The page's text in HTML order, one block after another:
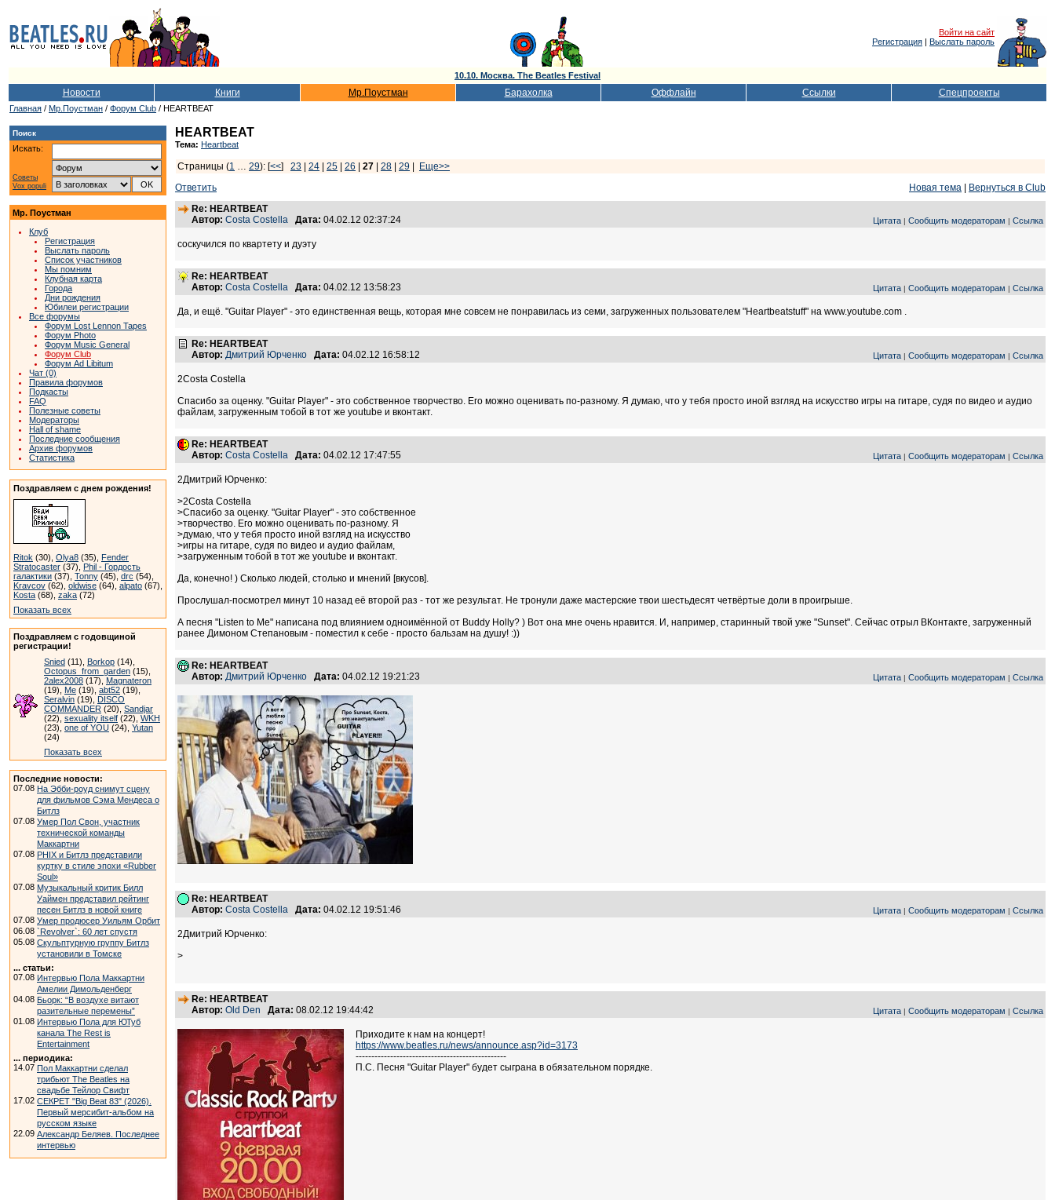
Войти на сайт
Регистрация | Выслать пароль
10.10. Москва. The Beatles Festival
Новости Книги Мр.Поустман Барахолка Оффлайн Ссылки Спецпроекты
Главная / Мр.Поустман / Форум Club / HEARTBEAT
Поиск
Искать:
Советы
Vox populi
Мр. Поустман
Клуб
Регистрация
Выслать пароль
Список участников
Мы помним
Клубная карта
Города
Дни рождения
Юбилеи регистрации
Все форумы
Форум Lost Lennon Tapes
Форум Photo
Форум Music General
Форум Club
Форум Ad Libitum
Чат (0)
Правила форумов
Подкасты
FAQ
Полезные советы
Модераторы
Hall of shame
Последние сообщения
Архив форумов
Статистика
Поздравляем с днем рождения!
Ritok (30), Olya8 (35), Fender
Stratocaster (37), Phil - Гордость
галактики (37), Tonny (45), drc (54),
Kravcov (62), oldwise (64), alpato (67),
Kosta (68), zaka (72)
Показать всех
Поздравляем с годовщиной
регистрации!
Snied (11), Borkop (14),
Octopus_from_garden (15),
2alex2008 (17), Magnateron
(19), Me (19), abt52 (19),
Seralvin (19), DISCO
COMMANDER (20), Sandjar
(22), sexuality itself (22), WKH
(23), one of YOU (24), Yutan
(24)
Показать всех
Последние новости:
07.08 На Эбби-роуд снимут сцену
для фильмов Сэма Мендеса о
Битлз
07.08 Умер Пол Свон, участник
технической команды
Маккартни
07.08 PHIX и Битлз представили
куртку в стиле эпохи «Rubber
Soul»
07.08 Музыкальный критик Билл
Уаймен представил рейтинг
песен Битлз в новой книге
07.08 Умер продюсер Уильям Орбит
06.08 `Revolver`: 60 лет спустя
05.08 Скульптурную группу Битлз
установили в Томске
... статьи:
07.08 Интервью Пола Маккартни
Амелии Димольденберг
04.08 Бьорк: “В воздухе витают
разительные перемены”
01.08 Интервью Пола для ЮТуб
канала The Rest is
Entertainment
... периодика:
14.07 Пол Маккартни сделал
трибьют The Beatles на
свадьбе Тейлор Свифт
17.02 СЕКРЕТ "Big Beat 83" (2026).
Первый мерсибит-альбом на
русском языке
22.09 Александр Беляев. Последнее
интервью
HEARTBEAT
Тема: Heartbeat
Страницы (1 … 29): [<<] 23 24 25 26 27 28 29
Еще>>
Ответить
Новая тема
Вернуться в Club
Re: HEARTBEAT
Автор: Costa Costella Дата: 04.02.12 02:37:24 Цитата | Сообщить модераторам | Ссылка
соскучился по квартету и дуэту
Re: HEARTBEAT
Автор: Costa Costella Дата: 04.02.12 13:58:23 Цитата | Сообщить модераторам | Ссылка
Да, и ещё. "Guitar Player" - это единственная вещь, которая мне совсем не понравилась из семи, загруженных пользователем "Heartbeatstuff" на www.youtube.com .
Re: HEARTBEAT
Автор: Дмитрий Юрченко Дата: 04.02.12 16:58:12 Цитата | Сообщить модераторам | Ссылка
2Costa Costella
Спасибо за оценку. "Guitar Player" - это собственное творчество. Его можно оценивать по-разному. Я думаю, что у тебя просто иной взгляд на искусство игры на гитаре, судя по видео и аудио
файлам, загруженным тобой в тот же youtube и вконтакт.
Re: HEARTBEAT
Автор: Costa Costella Дата: 04.02.12 17:47:55 Цитата | Сообщить модераторам | Ссылка
2Дмитрий Юрченко:
>2Costa Costella
>Спасибо за оценку. "Guitar Player" - это собственное
>творчество. Его можно оценивать по-разному. Я
>думаю, что у тебя просто иной взгляд на искусство
>игры на гитаре, судя по видео и аудио файлам,
>загруженным тобой в тот же youtube и вконтакт.
Да, конечно! ) Сколько людей, столько и мнений [вкусов].
Прослушал-посмотрел минут 10 назад её второй раз - тот же результат. Не тронули даже мастерские твои шестьдесят четвёртые доли в проигрыше.
А песня "Listen to Me" написана под влиянием одноимённой от Buddy Holly? ) Вот она мне очень нравится. И, например, старинный твой уже "Sunset". Сейчас отрыл ВКонтакте, загруженный
ранее Димоном Степановым - поместил к себе - просто бальзам на душу! :))
Re: HEARTBEAT
Автор: Дмитрий Юрченко Дата: 04.02.12 19:21:23 Цитата | Сообщить модераторам | Ссылка
Re: HEARTBEAT
Автор: Costa Costella Дата: 04.02.12 19:51:46 Цитата | Сообщить модераторам | Ссылка
2Дмитрий Юрченко:
>
Re: HEARTBEAT
Автор: Old Den Дата: 08.02.12 19:44:42 Цитата | Сообщить модераторам | Ссылка
Приходите к нам на концерт!
https://www.beatles.ru/news/announce.asp?id=3173
------------------------------------------------
П.С. Песня "Guitar Player" будет сыграна в обязательном порядке.